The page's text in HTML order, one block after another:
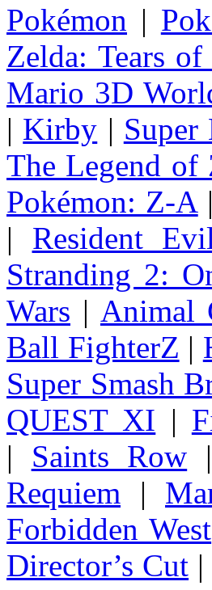
Pokémon |
Zelda: Tears
Mario 3D
| Kirby | Super
The Legend of
Pokémon: Z-A |
| Resident
Stranding 2:
Wars | Animal
Ball FighterZ |
Super Smash
QUEST XI |
| Saints Row
Requiem |
Forbidden West
Director’s Cut |